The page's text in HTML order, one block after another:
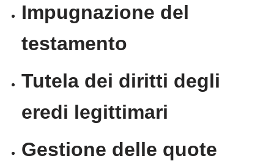
Impugnazione del
testamento
Tutela dei diritti degli
eredi legittimari
Gestione delle quote